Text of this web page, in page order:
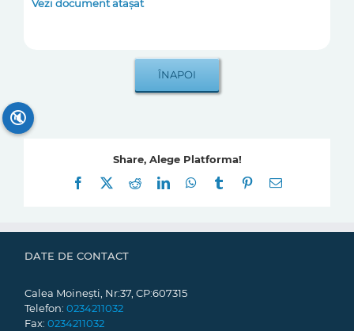
Vezi document atașat
Share, Alege Platforma!
Facebook
RedditLinkedInWhatsApp
Tumblr Pinterest
E-
DATE DE CONTACT
Calea Moinești, Nr:37, CP:607315
Telefon: 0234211032
Fax: 0234211032
🔇